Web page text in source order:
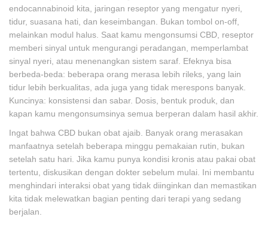
endocannabinoid kita, jaringan reseptor yang mengatur nyeri,
tidur, suasana hati, dan keseimbangan. Bukan tombol on-off,
melainkan modul halus. Saat kamu mengonsumsi CBD, reseptor
memberi sinyal untuk mengurangi peradangan, memperlambat
sinyal nyeri, atau menenangkan sistem saraf. Efeknya bisa
berbeda-beda: beberapa orang merasa lebih rileks, yang lain
tidur lebih berkualitas, ada juga yang tidak merespons banyak.
Kuncinya: konsistensi dan sabar. Dosis, bentuk produk, dan
kapan kamu mengonsumsinya semua berperan dalam hasil akhir.
Ingat bahwa CBD bukan obat ajaib. Banyak orang merasakan
manfaatnya setelah beberapa minggu pemakaian rutin, bukan
setelah satu hari. Jika kamu punya kondisi kronis atau pakai obat
tertentu, diskusikan dengan dokter sebelum mulai. Ini membantu
menghindari interaksi obat yang tidak diinginkan dan memastikan
kita tidak melewatkan bagian penting dari terapi yang sedang
berjalan.